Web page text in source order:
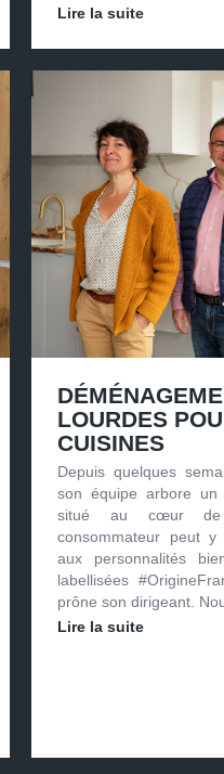
Lire la suite
LOURDES
CUISINES
Depuis quelques
son équipe arbore un
situé au cœur de
consommateur peut
aux personnalités
labellisées
prône son dirigeant.
Lire la suite